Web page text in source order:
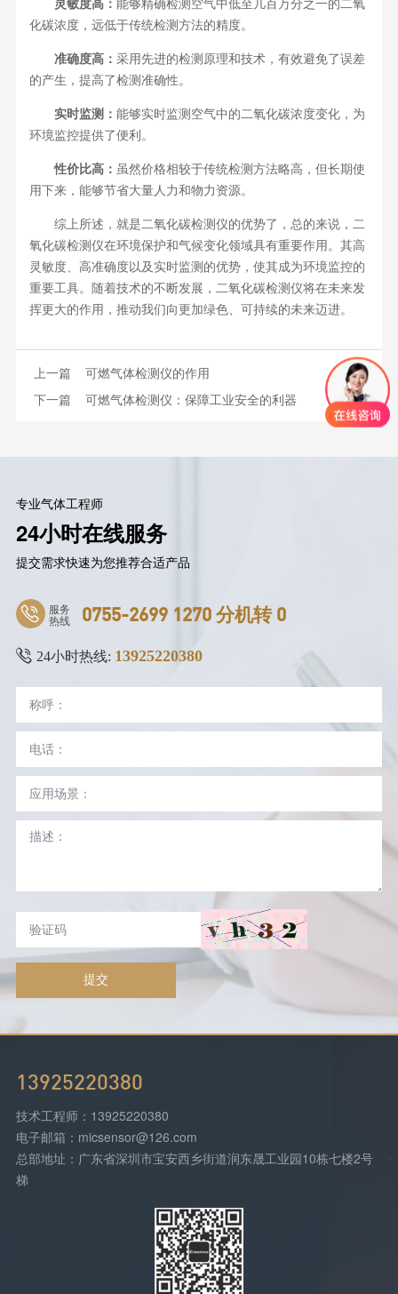
化碳浓度，远低于传统检测方法的精度。
准确度高： 采用先进的检测原理和技术，有效避免了误差
的产生，提高了检测准确性。
实时监测： 能够实时监测空气中的二氧化碳浓度变化，为
环境监控提供了便利。
性价比高： 虽然价格相较于传统检测方法略高，但长期使
用下来，能够节省大量人力和物力资源。
综上所述，就是二氧化碳检测仪的优势了，总的来说，二
氧化碳检测仪在环境保护和气候变化领域具有重要作用。其高
灵敏度、高准确度以及实时监测的优势，使其成为环境监控的
重要工具。随着技术的不断发展，二氧化碳检测仪将在未来发
挥更大的作用，推动我们向更加绿色、可持续的未来迈进。
上一篇 可燃气体检测仪的作用
下一篇 可燃气体检测仪：保障工业安全的利器
专业气体工程师
24小时在线服务
提交需求快速为您推荐合适产品
服务
热线 0755-2699 1270 分机转 0
24小时热线: 13925220380
提交
13925220380
技术工程师：13925220380
电子邮箱：micsensor@126.com
总部地址：广东省深圳市宝安西乡街道润东晟工业园10栋七楼2号
梯